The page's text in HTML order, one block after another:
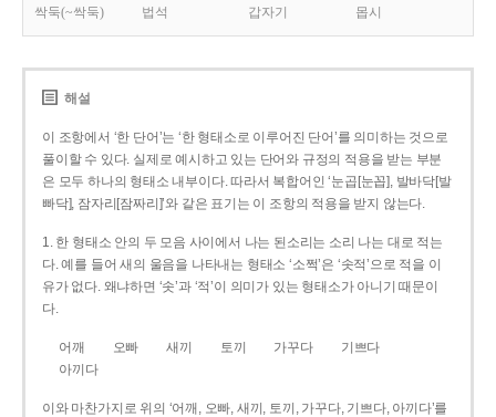
싹둑(~싹둑)
법석 갑자기 몹시
해설
이 조항에서 ‘한 단어’는 ‘한 형태소로 이루어진 단어’를 의미하는 것으로
풀이할 수 있다. 실제로 예시하고 있는 단어와 규정의 적용을 받는 부분
은 모두 하나의 형태소 내부이다. 따라서 복합어인 ‘눈곱[눈꼽], 발바닥[발
빠닥], 잠자리[잠짜리]’와 같은 표기는 이 조항의 적용을 받지 않는다.
1. 한 형태소 안의 두 모음 사이에서 나는 된소리는 소리 나는 대로 적는
다. 예를 들어 새의 울음을 나타내는 형태소 ‘소쩍’은 ‘솟적’으로 적을 이
유가 없다. 왜냐하면 ‘솟’과 ‘적’이 의미가 있는 형태소가 아니기 때문이
다.
어깨 오빠 새끼 토끼 가꾸다
기쁘다
아끼다
이와 마찬가지로 위의 ‘어깨, 오빠, 새끼, 토끼, 가꾸다, 기쁘다, 아끼다’를